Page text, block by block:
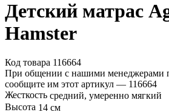
Детский матрас
Hamster
Код товара 116664
При общении с нашими менеджерами
сообщите им этот артикул — 116664
Жесткость средний, умеренно мягкий
Высота 14 см